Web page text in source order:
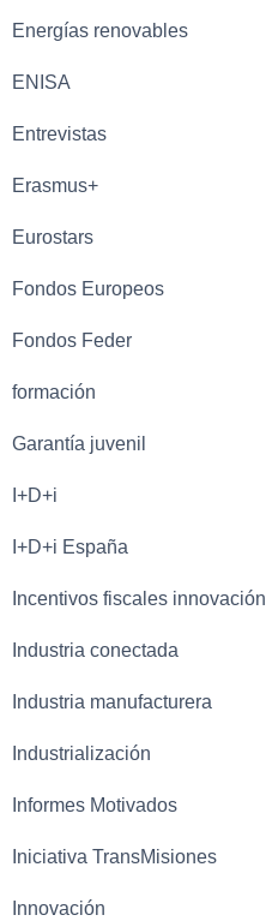
Energías renovables
ENISA
Entrevistas
Erasmus+
Eurostars
Fondos Europeos
Fondos Feder
formación
Garantía juvenil
I+D+i
I+D+i España
Incentivos fiscales innovación
Industria conectada
Industria manufacturera
Industrialización
Informes Motivados
Iniciativa TransMisiones
Innovación